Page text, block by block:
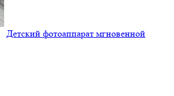
Детский фотоаппарат мгновенной